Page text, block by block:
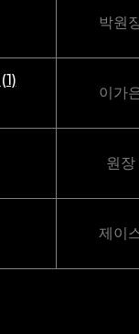
박원
(1)
이가
원장
제이